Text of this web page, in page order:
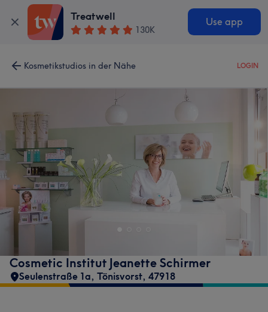
Treatwell
130K
Use app
Kosmetikstudios in der Nähe LOGIN
Cosmetic Institut Jeanette Schirmer
Seulenstraße 1a, Tönisvorst, 47918